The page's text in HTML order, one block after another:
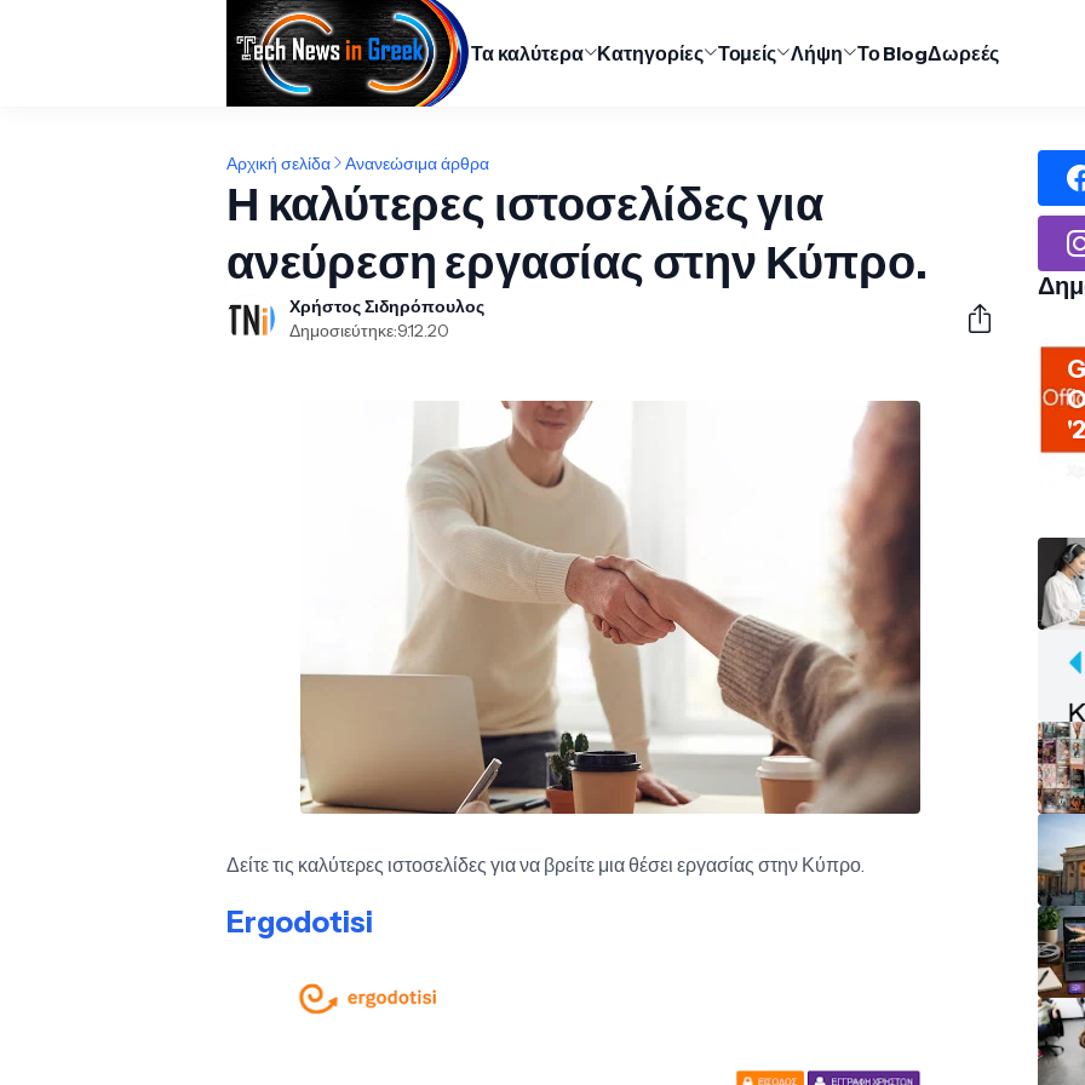
Τα καλύτερα Κατηγορίες Τομείς Λήψη Το BlogΔωρεές
Αρχική σελίδα Ανανεώσιμα άρθρα
Η καλύτερες ιστοσελίδες για
ανεύρεση εργασίας στην Κύπρο.
Χρήστος Σιδηρόπουλος
Δημοσιεύτηκε:9.12.20
Δείτε τις καλύτερες ιστοσελίδες για να βρείτε μια θέσει εργασίας στην Κύπρο.
Ergodotisi